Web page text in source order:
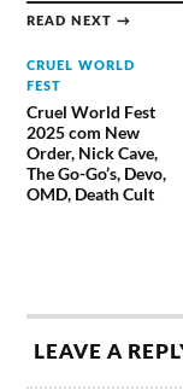
READ NEXT →
CRUEL WORLD
FEST
Cruel World Fest
2025 com New
Order, Nick Cave,
The Go-Go’s, Devo,
OMD, Death Cult
LEAVE A